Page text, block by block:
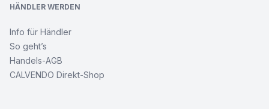
HÄNDLER WERDEN
Info für Händler
So geht’s
Handels-AGB
CALVENDO Direkt-Shop